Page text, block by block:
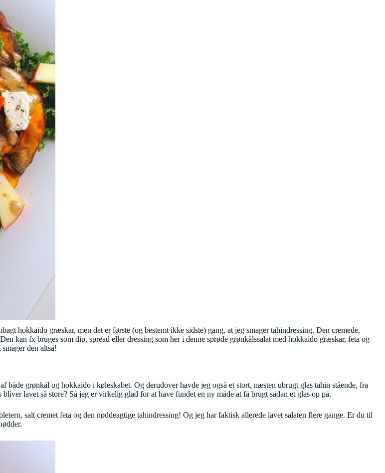
hokkaido græskar, men det er første (og bestemt ikke sidste) gang, at jeg smager tahindressing. Den cremede,
kan fx bruges som dip, spread eller dressing som her i denne sprøde grønkålssalat med hokkaido græskar, feta og
den altså!
både grønkål og hokkaido i køleskabet. Og derudover havde jeg også et stort, næsten ubrugt glas tahin stående, fra
lavet så store? Så jeg er virkelig glad for at have fundet en ny måde at få brugt sådan et glas op på.
salt cremet feta og den nøddeagtige tahindressing! Og jeg har faktisk allerede lavet salaten flere gange. Er du til